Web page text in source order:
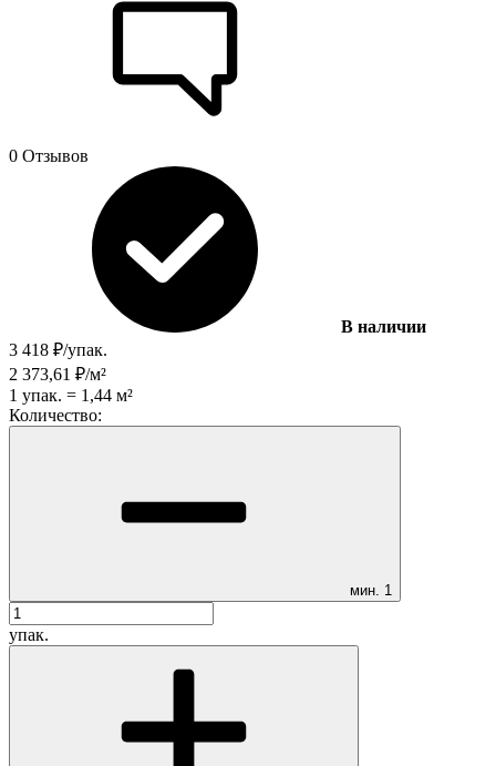
0 Отзывов
В наличии
3 418 ₽/упак.
2 373,61 ₽/м²
1 упак. = 1,44 м²
Количество:
мин. 1
упак.